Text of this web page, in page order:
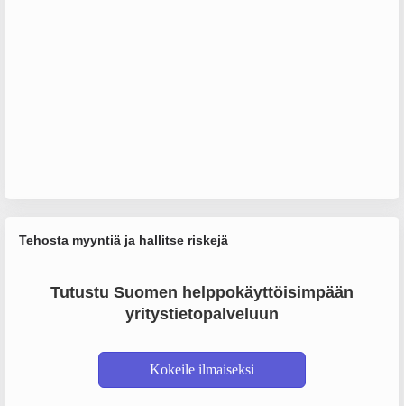
Tehosta myyntiä ja hallitse riskejä
Tutustu Suomen helppokäyttöisimpään
yritystietopalveluun
Kokeile ilmaiseksi